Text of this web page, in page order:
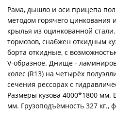
Рама, дышло и оси прицепа
методом горячего цинкования
крылья из оцинкованной
тормозов, снабжен откидным
борта откидные, с
V-образное. Днище -
колес (R13) на четырёх
сечения рессорах с
Размеры кузова 4000*1800 мм.
мм. Грузоподъёмность 327 кг.,